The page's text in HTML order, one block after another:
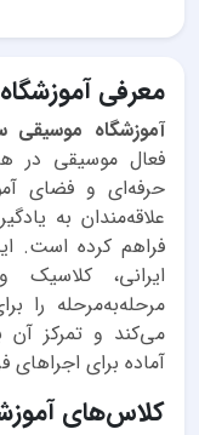
معرفی
آموزشگاه موسیقی
فعال موسیقی در
حرفه‌ای و فضای
علاقه‌مندان به
فراهم کرده است.
ایرانی،
مرحله‌به‌مرحله را
می‌کند و تمرکز آن
آماده برای
کلاس‌های